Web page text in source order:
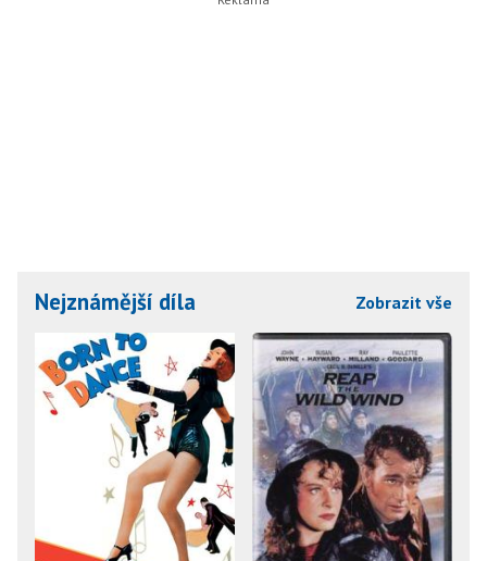
Nejznámější díla Zobrazit vše